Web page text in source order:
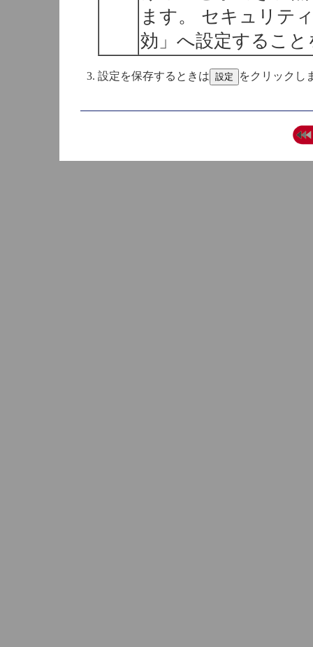
ます。 セキュリテ
効」へ設定するこ
設定を保存するときは をクリックし